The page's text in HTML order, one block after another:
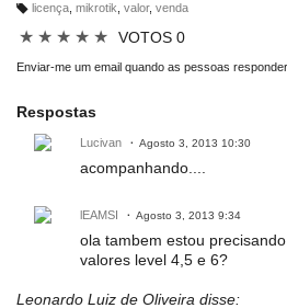
ar
c
ç
õ
licença, mikrotik valor, venda
★ ★ ★ ★ ★ VOTOS 0
Enviar-me um email quando as pessoas
Respostas
Lucivan Agosto 3, 2013 10:30
acompanhando....
lEAMSI Agosto 3, 2013 9:34
ola tambem estou
valores level 4,5 e 6?
Leonardo Luiz de Oliveira disse: